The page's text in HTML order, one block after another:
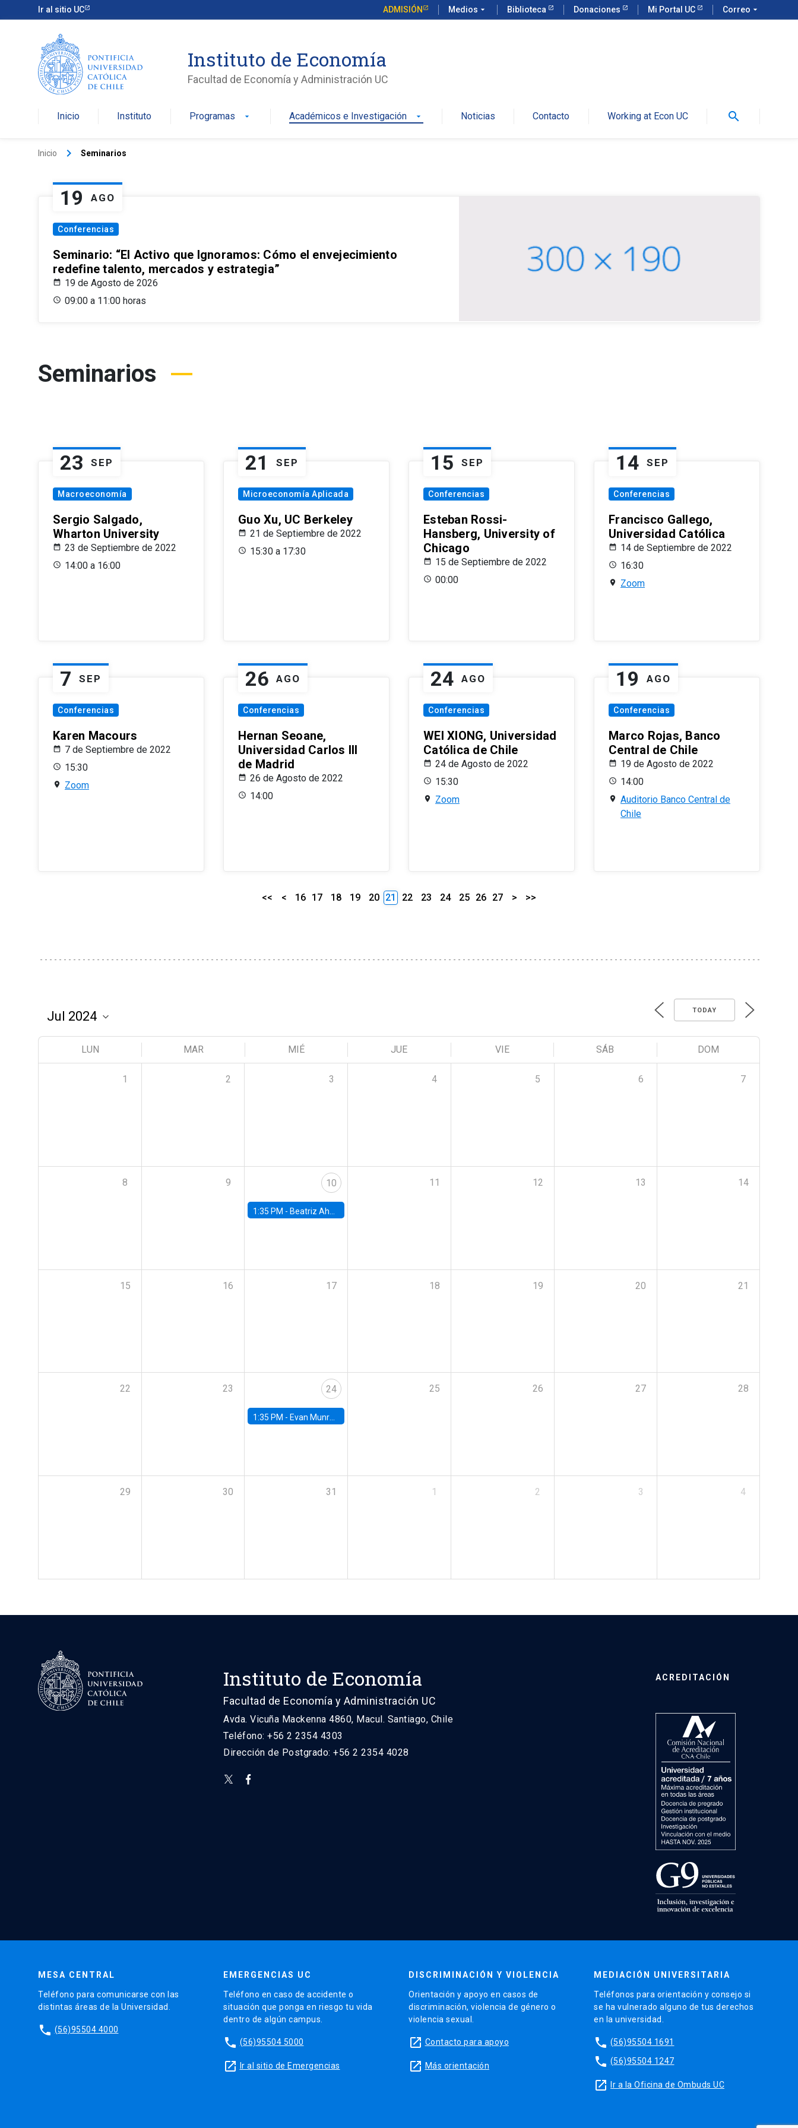
Ir al sitio UC ADMISIÓN Medios arrow_drop_down Biblioteca Donaciones Mi Portal UC Correo arrow_drop_down
Instituto de Economía
Facultad de Economía y Administración UC
Inicio Instituto Programas arrow_drop_down Académicos e Investigación arrow_drop_down Noticias Contacto Working at Econ UC search
Inicio keyboard_arrow_right Seminarios
19 AGO
Conferencias
Seminario: “El Activo que Ignoramos: Cómo el envejecimiento
redefine talento, mercados y estrategia”
19 de Agosto de 2026
09:00 a 11:00 horas
Seminarios
23 SEP
Macroeconomía
Sergio Salgado,
Wharton University
23 de Septiembre de 2022
14:00 a 16:00
21 SEP
Microeconomía Aplicada
Guo Xu, UC Berkeley
21 de Septiembre de 2022
15:30 a 17:30
15 SEP
Conferencias
Esteban Rossi-
Hansberg, University of
Chicago
15 de Septiembre de 2022
00:00
14 SEP
Conferencias
Francisco Gallego,
Universidad Católica
14 de Septiembre de 2022
16:30
Zoom
7 SEP
Conferencias
Karen Macours
7 de Septiembre de 2022
15:30
Zoom
26 AGO
Conferencias
Hernan Seoane,
Universidad Carlos III
de Madrid
26 de Agosto de 2022
14:00
24 AGO
Conferencias
WEI XIONG, Universidad
Católica de Chile
24 de Agosto de 2022
15:30
Zoom
19 AGO
Conferencias
Marco Rojas, Banco
Central de Chile
19 de Agosto de 2022
14:00
Auditorio Banco Central de
Chile
<< < 16 17 18 19 20 21 22 23 24 25 26 27 > >>
TODAY
LUN MAR MIÉ JUE VIE SÁB DOM
1 2 3 4 5 6 7
8 9 10
1:35 PM - Beatriz Ahumada, PhD candidate, Universidad de Pittsburgh
11 12 13 14
15 16 17 18 19 20 21
22 23 24
1:35 PM - Evan Munro, Neyman Visiting Assistant Professor in the Department of Statistics at UC Berkeley
25 26 27 28
29 30 31 1 2 3 4
Instituto de Economía
Facultad de Economía y Administración UC
Avda. Vicuña Mackenna 4860, Macul. Santiago, Chile
Teléfono: +56 2 2354 4303
Dirección de Postgrado: +56 2 2354 4028
ACREDITACIÓN
MESA CENTRAL
Teléfono para comunicarse con las
distintas áreas de la Universidad.
phone (56)95504 4000
EMERGENCIAS UC
Teléfono en caso de accidente o
situación que ponga en riesgo tu vida
dentro de algún campus.
phone (56)95504 5000
launch Ir al sitio de Emergencias
DISCRIMINACIÓN Y VIOLENCIA
Orientación y apoyo en casos de
discriminación, violencia de género o
violencia sexual.
launch Contacto para apoyo
launch Más orientación
MEDIACIÓN UNIVERSITARIA
Teléfonos para orientación y consejo si
se ha vulnerado alguno de tus derechos
en la universidad.
phone (56)95504 1691
phone (56)95504 1247
launch Ir a la Oficina de Ombuds UC